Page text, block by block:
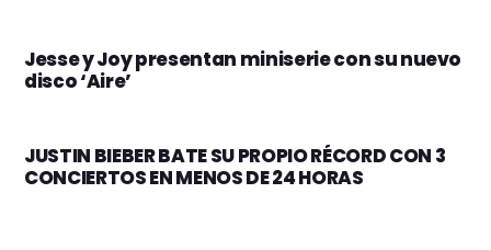
Jesse y Joy presentan miniserie con su nuevo
disco ‘Aire’
JUSTIN BIEBER BATE SU PROPIO RÉCORD CON 3
CONCIERTOS EN MENOS DE 24 HORAS